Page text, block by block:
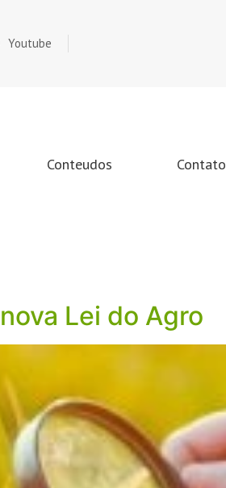
Youtube
Conteudos Contato
Lei do Agro